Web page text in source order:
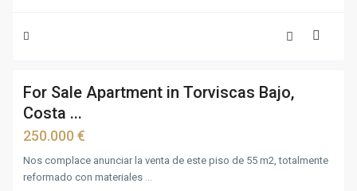
For Sale Apartment in Torviscas Bajo,
Costa ...
250.000 €
Nos complace anunciar la venta de este piso de 55 m2, totalmente
reformado con materiales ...